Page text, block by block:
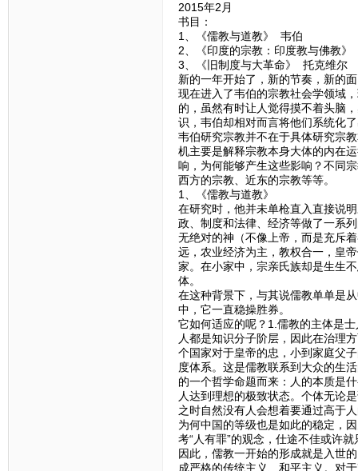
2015年2月
书目：
1、《儒教与道教》 韦伯
2、《印度的宗教：印度教与佛教》
3、《旧制度与大革命》 托克维尔
新的一年开始了，新的节奏，新的
现在进入了韦伯的宗教社会学领域
的，虽然有时让人觉得摸不着头脑
识，韦伯却相对而言将他们系统化
韦伯研究宗教并不在于具体研究宗
机主要是解释宗教本身大体的内在
响，为何能够产生这些影响？不同
西方的宗教、近东的宗教等等。
1、《儒教与道教》
在研究时，他并未单枪直入直接说
政、制度和法律、经济等做了一系
无绝对的神（不像上帝，而是充斥
远，农业经济为主，教权合一，皇
家。在小家中，宗亲氏族却是生生
体。
在这种背景下，与其说儒教单单是
中，它一直稳操胜券。
它如何适应的呢？1.儒教的主体是
人都是知识分子阶层，因此在治理
个国家对于皇帝的忠，小到家庭父
度体系。这是儒教联系到大众的生
的一个哲学命题而来：人的本质是
人达到理想的极致状态。个体无论
之时自然没有人会想着要通过高于
为何中国的等级也是如此的稳定，
考“人有罪”的观念，仕途不佳或许
因此，儒教一开始的形成就是入世
成严格的传统主义、和平主义。对